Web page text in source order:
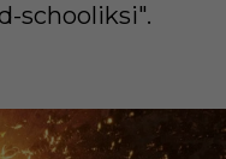
schooliksi".